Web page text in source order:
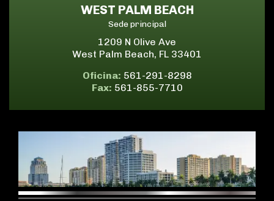
WEST PALM BEACH
Sede principal
1209 N Olive Ave
West Palm Beach, FL 33401
Oficina: 561-291-8298
Fax: 561-855-7710